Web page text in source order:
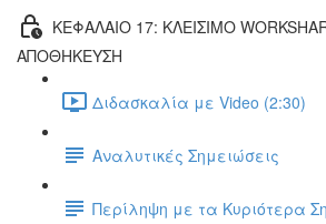
ΚΕΦΑΛΑΙΟ 17: ΚΛΕΙΣΙΜΟ
ΑΠΟΘΗΚΕΥΣΗ
Διδασκαλία με Video (2:30)
Αναλυτικές Σημειώσεις
Περίληψη με τα Κυριότερα